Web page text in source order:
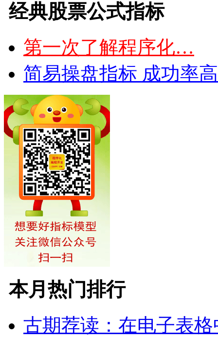
经典股票公式指标
第一次了解程序化…
简易操盘指标 成功率
本月热门排行
古期荐读：在电子表